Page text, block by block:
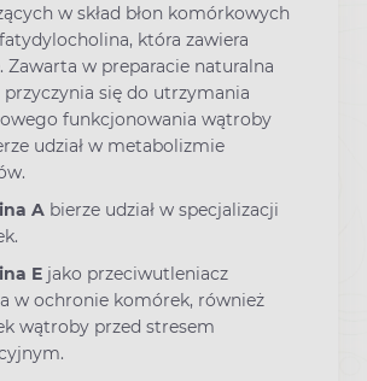
w skład błon komórkowych
która zawiera
Zawarta w preparacie naturalna
się do utrzymania
funkcjonowania wątroby
udział w metabolizmie
A bierze udział w specjalizacji
E jako przeciwutleniacz
w ochronie komórek, również
wątroby przed stresem